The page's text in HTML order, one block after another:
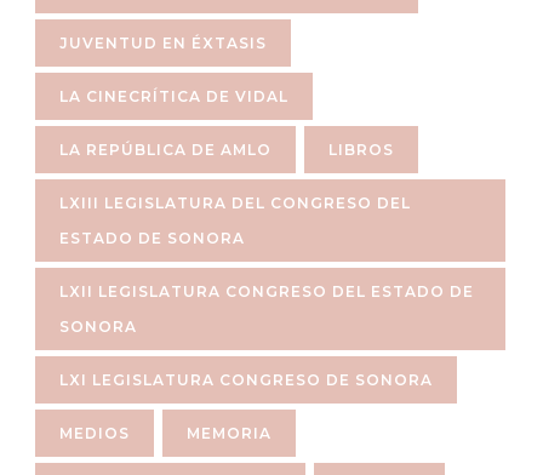
JUVENTUD EN ÉXTASIS
LA CINECRÍTICA DE VIDAL
LA REPÚBLICA DE AMLO LIBROS
LXIII LEGISLATURA DEL CONGRESO DEL
ESTADO DE SONORA
LXII LEGISLATURA CONGRESO DEL ESTADO DE
SONORA
LXI LEGISLATURA CONGRESO DE SONORA
MEDIOS MEMORIA